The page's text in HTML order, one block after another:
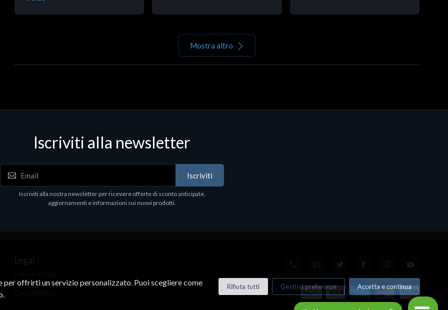
Mostra altro
Iscriviti alla newsletter
Iscriviti
Iscriviti alla nostra newsletter per ricevere offerte di sconto anticipate,
aggiornamenti e informazioni sui nuovi prodotti.
Legal
Terms & Conditions
offrirti un servizio personalizzato. Puoi scegliere come
Rifiuta tutti Gestisci preferenze Accetta e continua